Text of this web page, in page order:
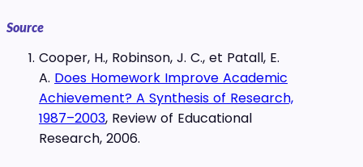
Source
Cooper, H., Robinson, J. C., et Patall, E.
A. Does Homework Improve Academic
Achievement? A Synthesis of Research,
1987–2003, Review of Educational
Research, 2006.